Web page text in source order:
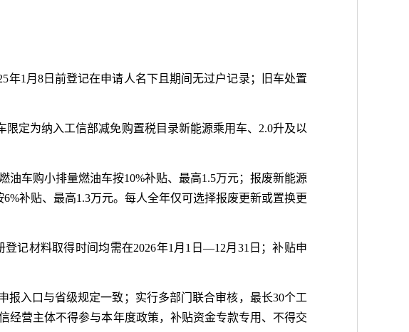
年1月8日前登记在申请人名下且期间无过户记录；旧车处置
定为纳入工信部减免购置税目录新能源乘用车、2.0升及以
车购小排量燃油车按10%补贴、最高1.5万元；报废新能源
补贴、最高1.3万元。每人全年仅可选择报废更新或置换更
记材料取得时间均需在2026年1月1日—12月31日；补贴申
入口与省级规定一致；实行多部门联合审核，最长30个工
经营主体不得参与本年度政策，补贴资金专款专用、不得交